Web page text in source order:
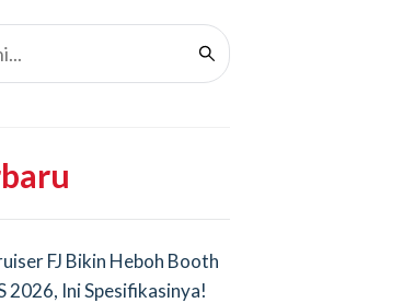
FJ Bikin Heboh Booth
2026, Ini Spesifikasinya!